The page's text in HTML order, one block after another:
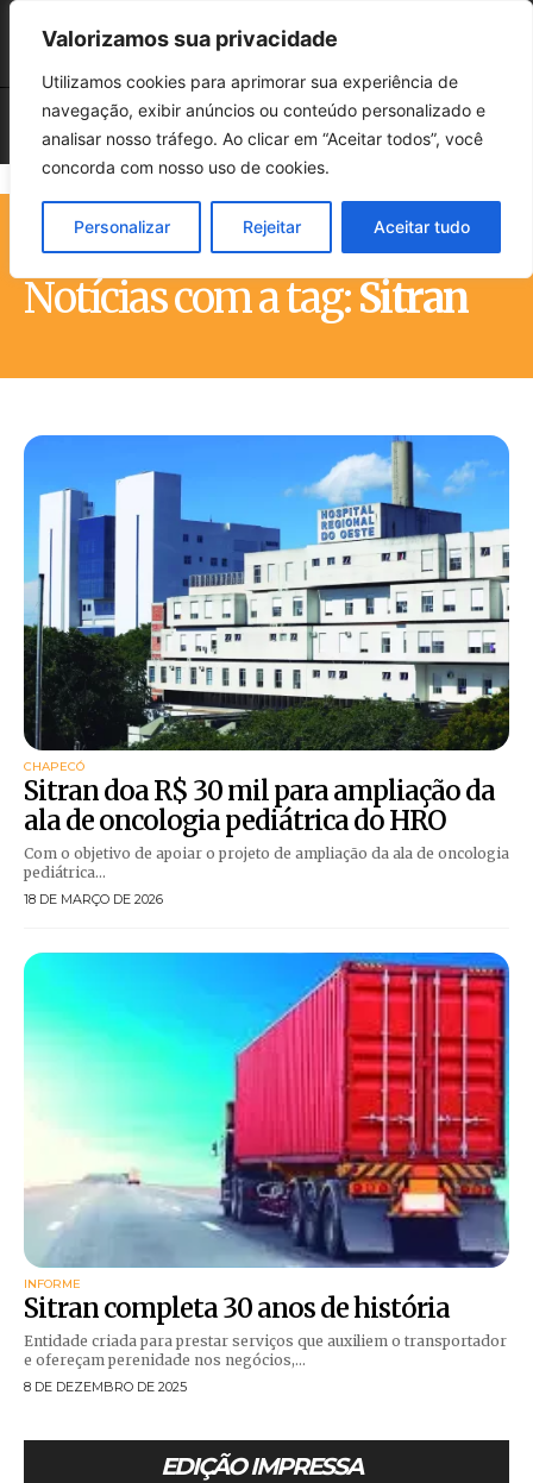
Valorizamos sua privacidade
Utilizamos cookies para aprimorar sua experiência de
navegação, exibir anúncios ou conteúdo personalizado e
analisar nosso tráfego. Ao clicar em “Aceitar todos”, você
concorda com nosso uso de cookies.
Personalizar Rejeitar Aceitar tudo
Notícias com a tag:Sitran
CHAPECÓ
Sitran doa R$ 30 mil para ampliação da
ala de oncologia pediátrica do HRO
Com o objetivo de apoiar o projeto de ampliação da ala de oncologia
pediátrica...
18 DE MARÇO DE 2026
INFORME
Sitran completa 30 anos de história
Entidade criada para prestar serviços que auxiliem o transportador
e ofereçam perenidade nos negócios,...
8 DE DEZEMBRO DE 2025
EDIÇÃO IMPRESSA